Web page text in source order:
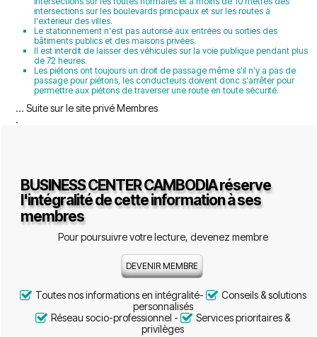
intersections sur les boulevards principaux et sur les routes à
l'extérieur des villes.
Le stationnement n'est pas autorisé aux entrées ou sorties des
bâtiments publics et des maisons privées.
Il est interdit de laisser des véhicules sur la voie publique pendant plus
de 72 heures.
Les piétons ont toujours un droit de passage même s'il n'y a pas de
passage pour piétons, les conducteurs doivent donc s'arrêter pour
permettre aux piétons de traverser une route en toute sécurité.
... Suite sur le site privé Membres
.
BUSINESS CENTER CAMBODIA réserve
l'intégralitéde cette information à ses
membres
Pour poursuivre votre lecture, devenez membre
DEVENIR MEMBRE
Toutes nos informations en intégralité-
Conseils & solutions
personnalisés
Réseau socio-professionnel -
Services prioritaires &
privilèges